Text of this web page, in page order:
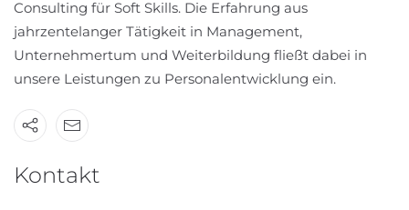
Consulting für Soft Skills. Die Erfahrung aus
jahrzentelanger Tätigkeit in Management,
Unternehmertum und Weiterbildung fließt dabei in
unsere Leistungen zu Personalentwicklung ein.
Kontakt